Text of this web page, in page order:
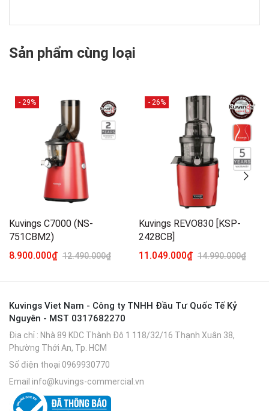
Sản phẩm cùng loại
- 29%
Kuvings C7000 (NS-
751CBM2)
8.900.000₫ 12.490.000₫
- 26%
Kuvings REVO830 [KSP-
2428CB]
11.049.000₫ 14.990.000₫
Kuvings Viet Nam - Công ty TNHH Đầu Tư Quốc Tế Kỷ
Nguyên - MST 0317682270
Địa chỉ : Nhà 89 KDC Thành Đô 1 118/32/16 Thạnh Xuân 38,
Phường Thới An, Tp. HCM
Số điện thoại 0969930770
Email info@kuvings-commercial.vn